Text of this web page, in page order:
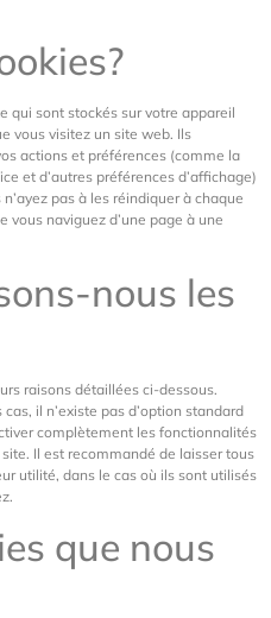
qui sont stockés sur votre appareil
vous visitez un site web. Ils
actions et préférences (comme la
et d’autres préférences d’affichage)
pas à les réindiquer à chaque
vous naviguez d’une page à une
nous les
raisons détaillées ci-dessous.
il n’existe pas d’option standard
complètement les fonctionnalités
Il est recommandé de laisser tous
utilité, dans le cas où ils sont utilisés
que nous